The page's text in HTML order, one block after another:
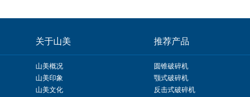
关于山美 推荐产品
山美概况
山美印象
山美文化
圆锥破碎机
颚式破碎机
反击式破碎机